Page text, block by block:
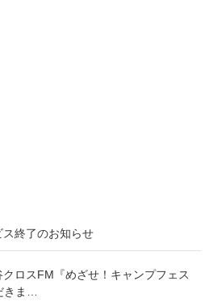
ス終了のお知らせ
ロスFM『めざせ！キャンプフェス
きま…